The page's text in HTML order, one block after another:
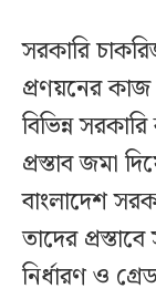
সরকারি
প্রণয়নের
বিভিন্ন
প্রস্তাব জমা
বাংলাদেশ
তাদের
নির্ধারণ ও